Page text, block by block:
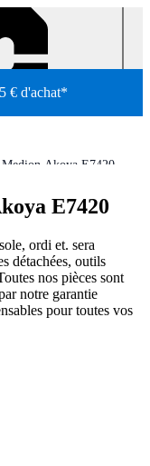
€ d'achat*
Medion Akoya E7420
E7420
ordi et. sera
détachées, outils
nos pièces sont
notre garantie
pour toutes vos